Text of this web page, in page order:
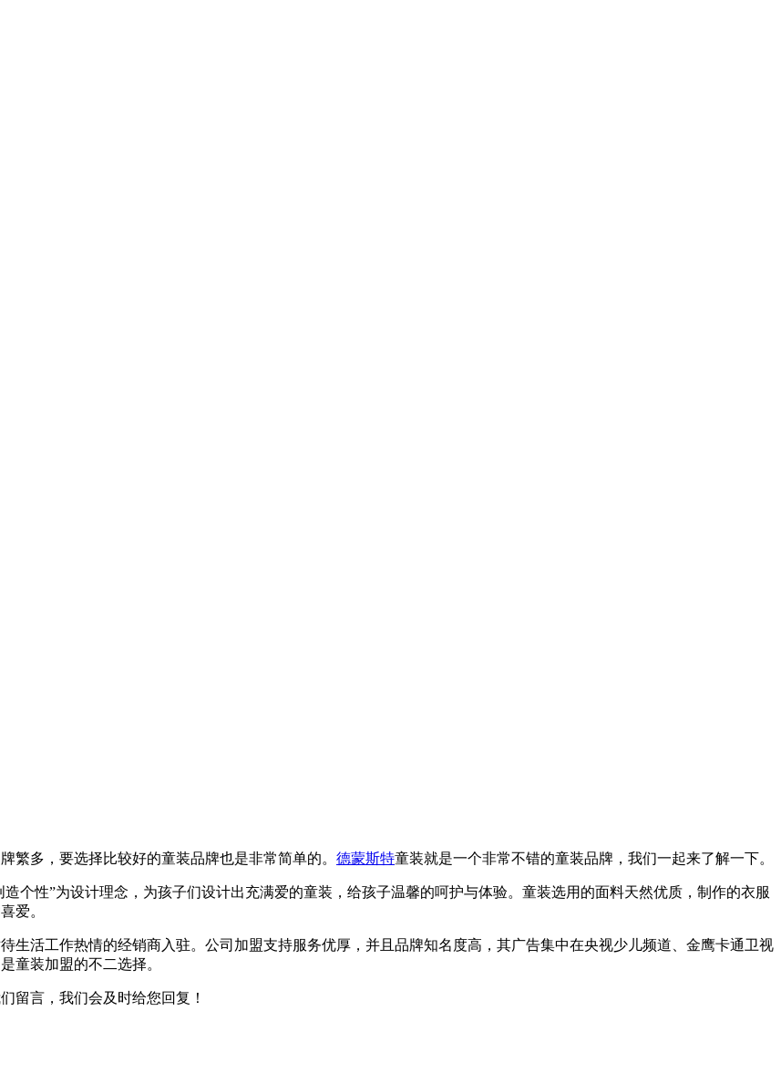
繁多，要选择比较好的童装品牌也是非常简单的。 德蒙斯特童装就是一个非常不错的童装品牌，我们一起来了解一下。
个性”为设计理念，为孩子们设计出充满爱的童装，给孩子温馨的呵护与体验。童装选用的面料天然优质，制作的衣服
爱。
生活工作热情的经销商入驻。公司加盟支持服务优厚，并且品牌知名度高，其广告集中在央视少儿频道、金鹰卡通卫视
童装加盟的不二选择。
留言，我们会及时给您回复！